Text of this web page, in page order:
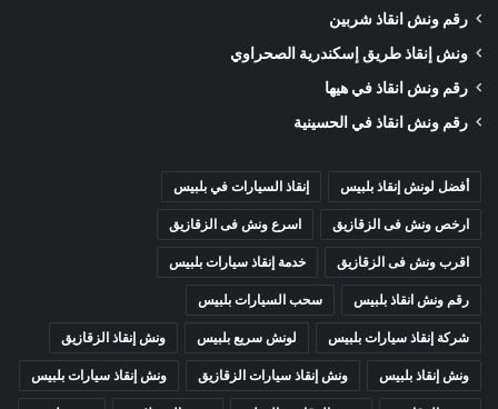
رقم ونش انقاذ شربين
ونش إنقاذ طريق إسكندرية الصحراوي
رقم ونش انقاذ في هيها
رقم ونش انقاذ في الحسينية
أفضل لونش إنقاذ بلبيس إنقاذ السيارات في بلبيس
ارخص ونش فى الزقازيق اسرع ونش فى الزقازيق
اقرب ونش فى الزقازيق خدمة إنقاذ سيارات بلبيس
رقم ونش انقاذ بلبيس سحب السيارات بلبيس
شركة إنقاذ سيارات بلبيس لونش سريع بلبيس ونش إنقاذ الزقازيق
ونش إنقاذ بلبيس ونش إنقاذ سيارات الزقازيق ونش إنقاذ سيارات بلبيس